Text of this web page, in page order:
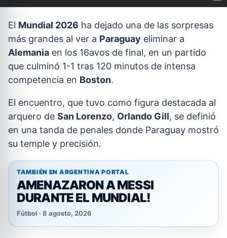
El Mundial 2026 ha dejado una de las sorpresas
más grandes al ver a Paraguay eliminar a
Alemania en los 16avos de final, en un partido
que culminó 1-1 tras 120 minutos de intensa
competencia en Boston.
El encuentro, que tuvo como figura destacada al
arquero de San Lorenzo, Orlando Gill, se definió
en una tanda de penales donde Paraguay mostró
su temple y precisión.
TAMBIÉN EN ARGENTINA PORTAL
AMENAZARON A MESSI
DURANTE EL MUNDIAL!
Fútbol · 8 agosto, 2026